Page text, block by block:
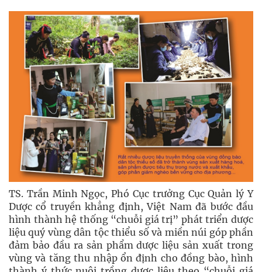
TS. Trần Minh Ngọc, Phó Cục trưởng Cục Quản lý Y
Dược cổ truyền khẳng định, Việt Nam đã bước đầu
hình thành hệ thống “chuỗi giá trị” phát triển dược
liệu quý vùng dân tộc thiểu số và miền núi góp phần
đảm bảo đầu ra sản phẩm dược liệu sản xuất trong
vùng và tăng thu nhập ổn định cho đồng bào, hình